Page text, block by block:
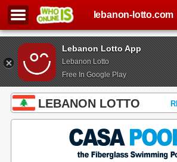
Lebanon Lotto App
Lebanon Lotto
Free In Google Play
lebanon-lotto.com
LEBANON LOTTO